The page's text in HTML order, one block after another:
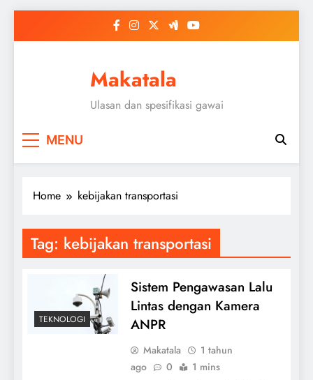
Makatala
Ulasan dan spesifikasi gawai
MENU
Home kebijakan transportasi
Tag: kebijakan transportasi
TEKNOLOGI
Sistem Pengawasan Lalu
Lintas dengan Kamera
ANPR
Makatala
1 tahun
ago
0 1 mins